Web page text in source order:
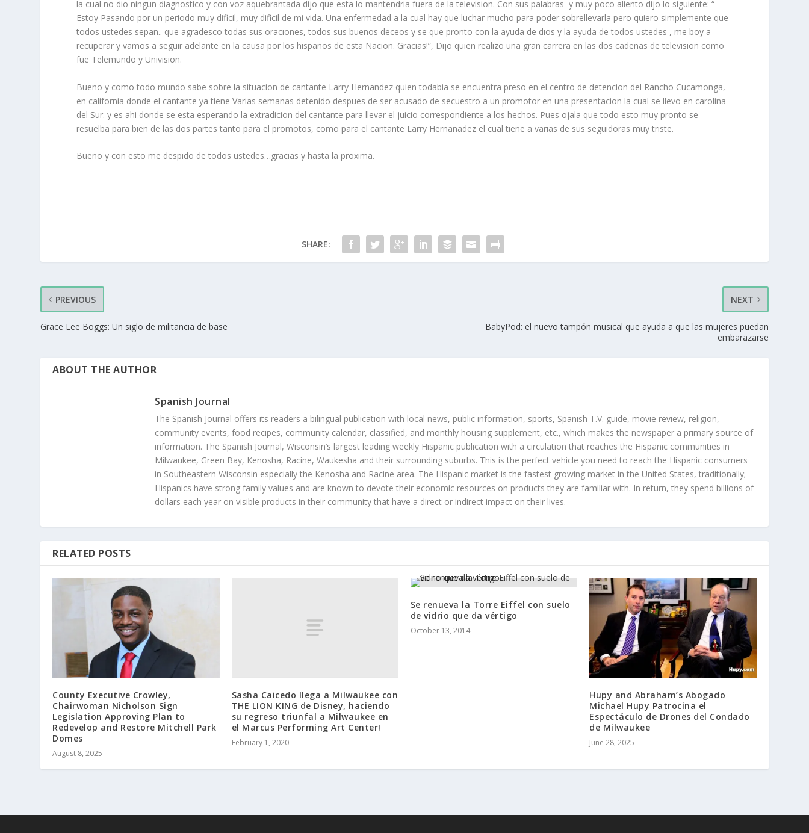
la cual no dio ningun diagnostico y con voz aquebrantada dijo que esta lo mantendria fuera de la television. Con sus palabras y muy poco aliento dijo lo siguiente: “
Estoy Pasando por un periodo muy dificil, muy dificil de mi vida. Una enfermedad a la cual hay que luchar mucho para poder sobrellevarla pero quiero simplemente que
todos ustedes sepan.. que agradesco todas sus oraciones, todos sus buenos deceos y se que pronto con la ayuda de dios y la ayuda de todos ustedes , me boy a
recuperar y vamos a seguir adelante en la causa por los hispanos de esta Nacion. Gracias!”, Dijo quien realizo una gran carrera en las dos cadenas de television como
fue Telemundo y Univision.
Bueno y como todo mundo sabe sobre la situacion de cantante Larry Hernandez quien todabia se encuentra preso en el centro de detencion del Rancho Cucamonga,
en california donde el cantante ya tiene Varias semanas detenido despues de ser acusado de secuestro a un promotor en una presentacion la cual se llevo en carolina
del Sur. y es ahi donde se esta esperando la extradicion del cantante para llevar el juicio correspondiente a los hechos. Pues ojala que todo esto muy pronto se
resuelba para bien de las dos partes tanto para el promotos, como para el cantante Larry Hernanadez el cual tiene a varias de sus seguidoras muy triste.
Bueno y con esto me despido de todos ustedes…gracias y hasta la proxima.
SHARE:
PREVIOUS
Grace Lee Boggs: Un siglo de militancia de base
NEXT
BabyPod: el nuevo tampón musical que ayuda a que las mujeres puedan
embarazarse
ABOUT THE AUTHOR
Spanish Journal
The Spanish Journal offers its readers a bilingual publication with local news, public information, sports, Spanish T.V. guide, movie review, religion,
community events, food recipes, community calendar, classified, and monthly housing supplement, etc., which makes the newspaper a primary source of
information. The Spanish Journal, Wisconsin’s largest leading weekly Hispanic publication with a circulation that reaches the Hispanic communities in
Milwaukee, Green Bay, Kenosha, Racine, Waukesha and their surrounding suburbs. This is the perfect vehicle you need to reach the Hispanic consumers
in Southeastern Wisconsin especially the Kenosha and Racine area. The Hispanic market is the fastest growing market in the United States, traditionally;
Hispanics have strong family values and are known to devote their economic resources on products they are familiar with. In return, they spend billions of
dollars each year on visible products in their community that have a direct or indirect impact on their lives.
RELATED POSTS
County Executive Crowley,
Chairwoman Nicholson Sign
Legislation Approving Plan to
Redevelop and Restore Mitchell Park
Domes
August 8, 2025
Sasha Caicedo llega a Milwaukee con
THE LION KING de Disney, haciendo
su regreso triunfal a Milwaukee en
el Marcus Performing Art Center!
February 1, 2020
Se renueva la Torre Eiffel con suelo
de vidrio que da vértigo
October 13, 2014
Hupy and Abraham’s Abogado
Michael Hupy Patrocina el
Espectáculo de Drones del Condado
de Milwaukee
June 28, 2025